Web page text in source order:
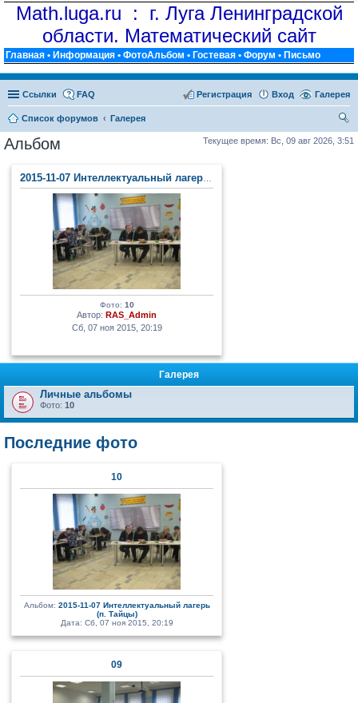
Math.luga.ru : г. Луга Ленинградской
области. Математический сайт
Главная • Информация • ФотоАльбом • Гостевая • Форум • Письмо
Ссылки Галерея
FAQ Вход
Регистрация
Список форумов
Галерея
ои
Текущее время: Вс, 09 авг 2026, 3:51
Альбом
2015-11-07 Интеллектуальный лагерь (п. Тайцы)
Фото: 10
Автор: RAS_Admin
Сб, 07 ноя 2015, 20:19
Галерея
Личные альбомы
Фото: 10
Последние фото
10
Альбом: 2015-11-07 Интеллектуальный лагерь
(п. Тайцы)
Дата: Сб, 07 ноя 2015, 20:19
09